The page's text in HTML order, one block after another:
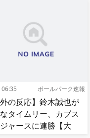
ボールパーク速報
外の反応】鈴木誠也が
タイムリー、カブス
ャースに連勝【大